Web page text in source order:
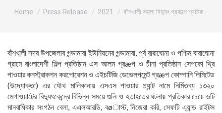
Home Press Release 2021 বাঁশখালী কয়লা বিদ্যুৎ প্রকল্পে শ্রমিক…
বাঁশখালী সদর উপজেলার গন্ডামারা ইউনিয়নের গন্ডামারা, পূর্ব বারাঘোনা ও পশ্চিম বারাঘোনা
গ্রামে বাংলাদেশী শিল্প প্রতিষ্ঠান এস আলম গ্রæপ ও চীনা প্রতিষ্ঠান সেপকো থ্রি
পাওয়ার কনস্ট্রাকশন করপোরেশন ও এইচটিজি ডেভেলপমেন্ট গ্রæপ কোম্পানি লিমিটেড
(উদ্যোক্তা) এর যৌথ মালিকানায় এসএস পাওয়ার প্ল্যান্ট নামে নির্মিতব্য ১৩২০
মেগাওয়াটের বিদ্যুৎকেন্দ্রে বিভিন্ন সময়ে গুলি ও হতাহতের ঘটনায় প্রতিকার চেয়ে ৬টি
মানবাধিকার সংগঠন বেলা, এএলআরডি, বøাস্ট, নিজেরা করি, সেফটি এ্যান্ড রাইটস